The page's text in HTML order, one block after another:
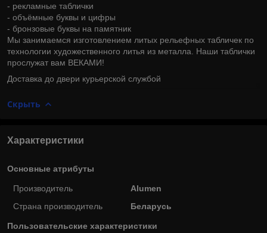
- рекламные таблички
- объёмные буквы и цифры
- бронзовые буквы на памятник
Мы занимаемся изготовлением литых рельефных табличек по
технологии художественного литья из металла. Наши таблички
прослужат вам ВЕКАМИ!
Доставка до двери курьерской службой
Скрыть
Характеристики
Основные атрибуты
Производитель
Alumen
Страна производитель
Беларусь
Пользовательские характеристики